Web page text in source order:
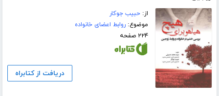
از:حبیب جوکار
موضوع:روابط اعضای خانواده
۲۲۴ صفحه
دریافت از کتابراه